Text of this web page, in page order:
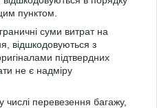
пунктом.
суми витрат на
відшкодовуються з
підтвердних
не є надміру
перевезення багажу,